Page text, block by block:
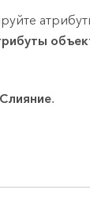
Слияние.